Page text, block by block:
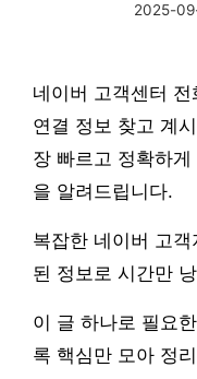
2025-
네이버 고객센터
연결 정보 찾고 계
장 빠르고 정확하
을 알려드립니다.
복잡한 네이버 고
된 정보로 시간만
이 글 하나로 필요
록 핵심만 모아 정